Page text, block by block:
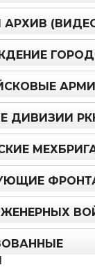
АРХИВ
ДИВИЗИИ